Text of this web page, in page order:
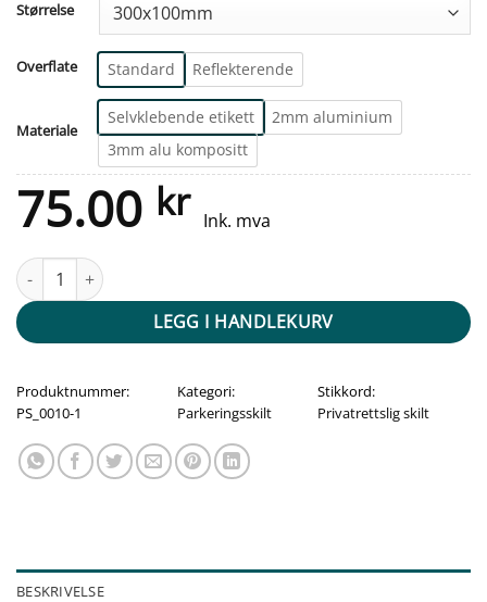
Størrelse
Overflate Standard Reflekterende
Materiale
Selvklebende etikett
2mm aluminium
3mm alu kompositt
75.00 kr Ink. mva
Gjesteparkering - Din tekst antall
LEGG I HANDLEKURV
Produktnummer:
PS_0010-1
Kategori:
Parkeringsskilt
Stikkord:
Privatrettslig skilt
BESKRIVELSE